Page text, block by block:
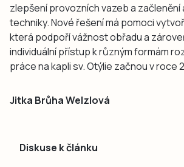
zlepšení provozních vazeb a začlenění
techniky. Nové řešení má pomoci
která podpoří vážnost obřadu a
individuální přístup k různým formám
práce na kapli sv. Otýlie začnou v roce
Jitka Brůha Welzlová
Diskuse k článku